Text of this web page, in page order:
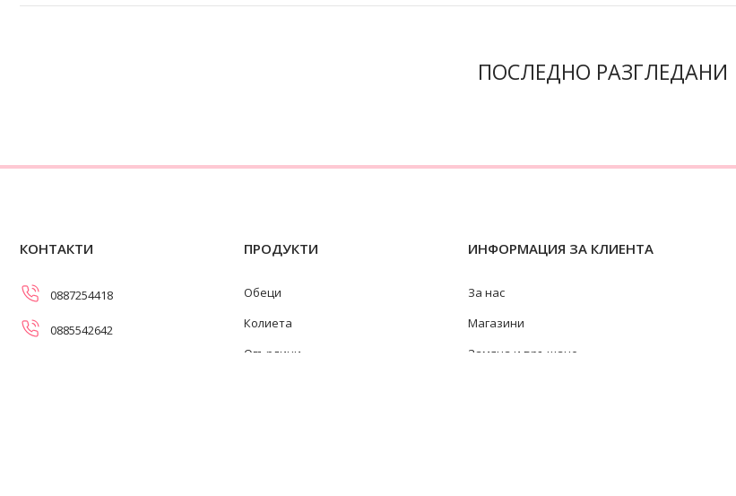
ПОСЛЕДНО РАЗГЛЕДАНИ
КОНТАКТИ
0887254418
0885542642
ПРОДУКТИ
Обеци
Колиета
Огърлици
ИНФОРМАЦИЯ ЗА КЛИЕНТА
За нас
Магазини
Замяна и връщане